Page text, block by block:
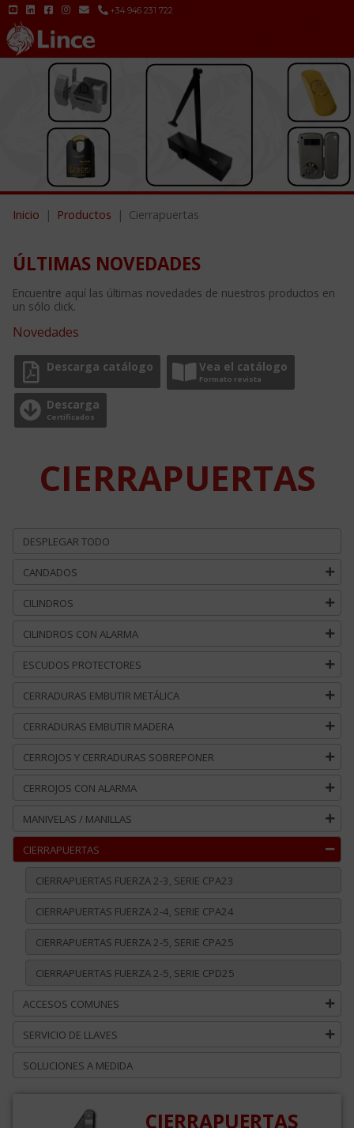
+34 946 231 722
Inicio Productos Cierrapuertas
ÚLTIMAS NOVEDADES
Encuentre aquí las últimas novedades de nuestros productos en
un sólo click.
Novedades
Descarga catálogo Vea el catálogo
Formato revista
Descarga
Certificados
CIERRAPUERTAS
DESPLEGAR TODO
CANDADOS
CILINDROS
CILINDROS CON ALARMA
ESCUDOS PROTECTORES
CERRADURAS EMBUTIR METÁLICA
CERRADURAS EMBUTIR MADERA
CERROJOS Y CERRADURAS SOBREPONER
CERROJOS CON ALARMA
MANIVELAS / MANILLAS
CIERRAPUERTAS
CIERRAPUERTAS FUERZA 2-3, SERIE CPA23
CIERRAPUERTAS FUERZA 2-4, SERIE CPA24
CIERRAPUERTAS FUERZA 2-5, SERIE CPA25
CIERRAPUERTAS FUERZA 2-5, SERIE CPD25
ACCESOS COMUNES
SERVICIO DE LLAVES
SOLUCIONES A MEDIDA
CIERRAPUERTAS